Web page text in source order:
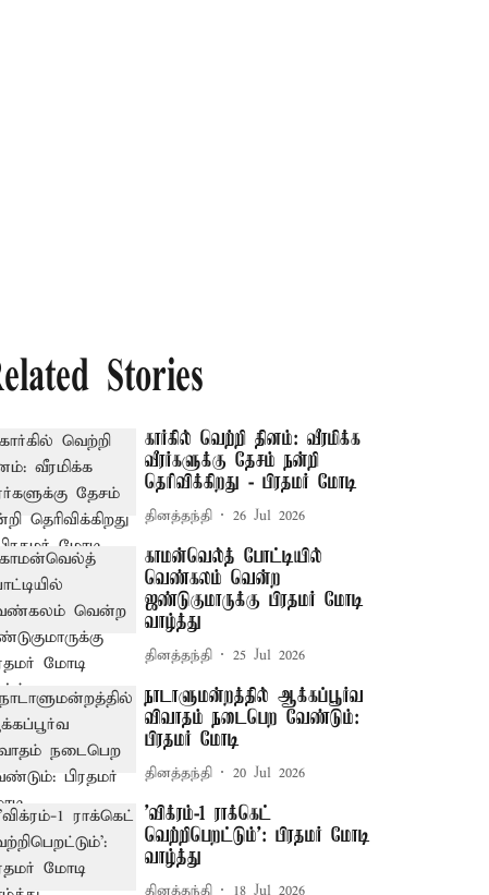
Stories
கார்கில் வெற்றி தினம்: வீரமிக்க
வீரர்களுக்கு தேசம் நன்றி
தெரிவிக்கிறது - பிரதமர் மோடி
தினத்தந்தி 26 Jul 2026
காமன்வெல்த் போட்டியில்
வெண்கலம் வென்ற
ஜண்டுகுமாருக்கு பிரதமர் மோடி
வாழ்த்து
தினத்தந்தி 25 Jul 2026
நாடாளுமன்றத்தில் ஆக்கப்பூர்வ
விவாதம் நடைபெற வேண்டும்:
பிரதமர் மோடி
தினத்தந்தி 20 Jul 2026
’விக்ரம்-1 ராக்கெட்
வெற்றிபெறட்டும்': பிரதமர் மோடி
வாழ்த்து
தினத்தந்தி 18 Jul 2026